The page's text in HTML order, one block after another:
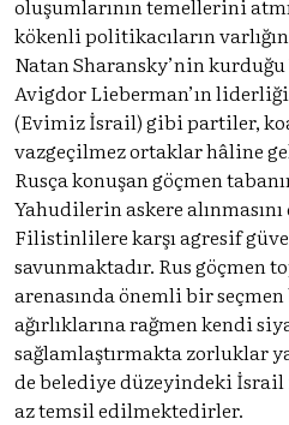
kökenli politikacıların
Natan Sharansky’nin kurduğu
Avigdor Lieberman’ın
(Evimiz İsrail) gibi partiler,
vazgeçilmez ortaklar hâline
Rusça konuşan göçmen
Yahudilerin askere
Filistinlilere karşı agresif
savunmaktadır. Rus göçmen
arenasında önemli bir
ağırlıklarına rağmen kendi
sağlamlaştırmakta zorluklar
de belediye düzeyindeki
az temsil edilmektedirler.